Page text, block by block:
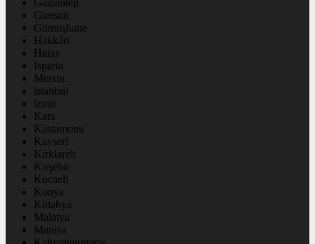
Gaziantep
Giresun
Gümüşhane
Hakkâri
Hatay
Isparta
Mersin
istanbul
izmir
Kars
Kastamonu
Kayseri
Kırklareli
Kırşehir
Kocaeli
Konya
Kütahya
Malatya
Manisa